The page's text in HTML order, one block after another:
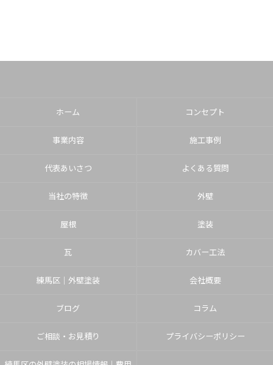
ホーム コンセプト
事業内容 施工事例
代表あいさつ よくある質問
当社の特徴 外壁
屋根 塗装
瓦 カバー工法
練馬区│外壁塗装 会社概要
ブログ コラム
ご相談・お見積り プライバシーポリシー